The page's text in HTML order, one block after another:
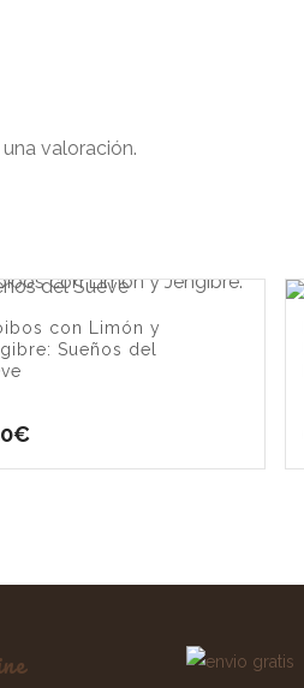
valoración.
con Limón y
Sueños del
€